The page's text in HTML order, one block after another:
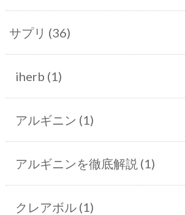
サプリ (36)
iherb (1)
アルギニン (1)
アルギニンを徹底解説 (1)
クレアボル (1)